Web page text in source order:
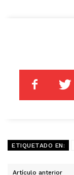
ETIQUETADO EN:
Artículo anterior